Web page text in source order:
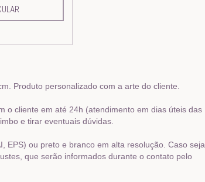
Produto personalizado com a arte do cliente.
o cliente em até 24h (atendimento em dias úteis das
e tirar eventuais dúvidas.
EPS) ou preto e branco em alta resolução. Caso seja
que serão informados durante o contato pelo